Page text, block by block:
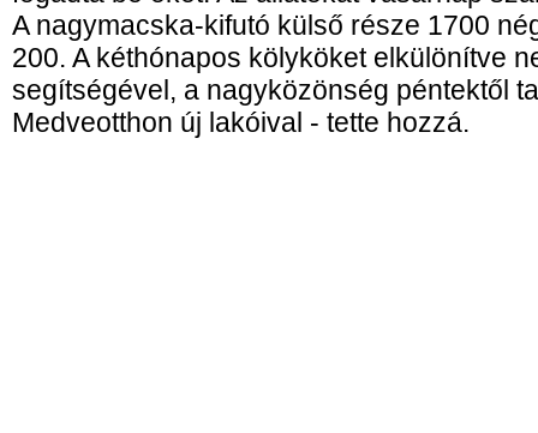
A nagymacska-kifutó külső része 1700
200. A kéthónapos kölyköket elkülönítve
segítségével, a nagyközönség péntektől
Medveotthon új lakóival - tette hozzá.